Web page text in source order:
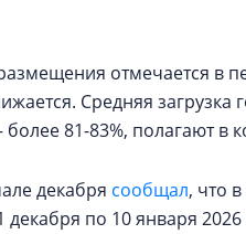
отмечается в
Средняя
81-83%, полагают в
декабря сообщал, что
по 10 января